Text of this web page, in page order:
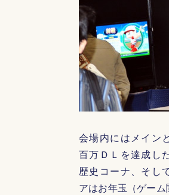
会場内にはメイン
百万ＤＬを達成し
歴史コーナ、そし
アはお年玉（ゲーム